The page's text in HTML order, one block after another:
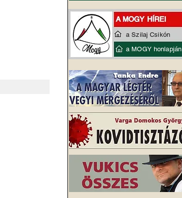
a Szilaj Csikón
a MOGY honlapján